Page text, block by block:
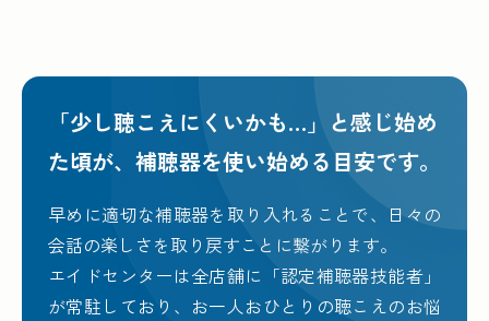
「少し聴こえにくいかも…」と感じ始め
た頃が、 補聴器を使い始める目安です。
早めに適切な補聴器を取り入れることで、日々の
会話の楽しさを取り戻すことに繋がります。
エイドセンターは全店舗に「認定補聴器技能者」
が常駐しており、お一人おひとりの聴こえのお悩